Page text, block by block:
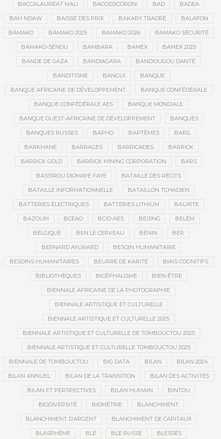
BACCALAURÉAT MALI BACODJICORONI BAD BADEA
BAH NDAW BAISSE DES PRIX BAKARY TRAORÉ BALAFON
BAMAKO BAMAKO 2025 BAMAKO 2026 BAMAKO SÉCURITÉ
BAMAKO-SÉNOU BAMBARA BAMEX BAMEX 2025
BANDE DE GAZA BANDIAGARA BANDIOUGOU DANTÉ
BANDITISME BANGUI BANQUE
BANQUE AFRICAINE DE DÉVELOPPEMENT BANQUE CONFÉDÉRALE
BANQUE CONFÉDÉRALE AES BANQUE MONDIALE
BANQUE OUEST-AFRICAINE DE DÉVELOPPEMENT BANQUES
BANQUES RUSSES BAPHO BAPTÊMES BARIL
BARKHANE BARRAGES BARRICADES BARRICK
BARRICK GOLD BARRICK MINING CORPORATION BARS
BASSIROU DIOMAYE FAYE BATAILLE DES RÉCITS
BATAILLE INFORMATIONNELLE BATAILLON TCHADIEN
BATTERIES ÉLECTRIQUES BATTERIES LITHIUM BAUXITE
BAZOUM BCEAO BCID-AES BEIJING BELÉM
BELGIQUE BEN LE CERVEAU BÉNIN BER
BERNARD AYLWARD BESOIN HUMANITAIRE
BESOINS HUMANITAIRES BEURRE DE KARITÉ BIAIS COGNITIFS
BIBLIOTHÈQUES BICÉPHALISME BIEN-ÊTRE
BIENNALE AFRICAINE DE LA PHOTOGRAPHIE
BIENNALE ARTISTIQUE ET CULTURELLE
BIENNALE ARTISTIQUE ET CULTURELLE 2025
BIENNALE ARTISTIQUE ET CULTURELLE DE TOMBOUCTOU 2025
BIENNALE ARTISTIQUE ET CULTURELLE TOMBOUCTOU 2025
BIENNALE DE TOMBOUCTOU BIG DATA BILAN BILAN 2024
BILAN ANNUEL BILAN DE LA TRANSITION BILAN DES ACTIVITÉS
BILAN ET PERSPECTIVES BILAN HUMAIN BINTOU
BIODIVERSITÉ BIOMÉTRIE BLANCHIMENT
BLANCHIMENT D’ARGENT BLANCHIMENT DE CAPITAUX
BLASPHÈME BLÉ BLÉ RUSSE BLESSÉS